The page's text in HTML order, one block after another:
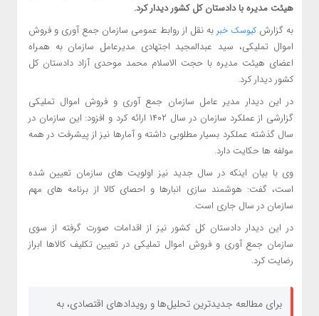
هیئت مدیره با دادستان کل کشور دیدار کرد.
به گزارش کیوسک خبر به نقل از روابط عمومی سازمان جمع آوری و فروش
اموال تملیکی، سید عبدالمجید اجتهادی مدیرعامل سازمان به همراه
اعضای هیئت مدیره با حجت الاسلام محمد موحدی آزاد دادستان کل
کشور دیدار کرد.
در این دیدار مدیر عامل سازمان جمع آوری و فروش اموال تملیکی
گزارشی از عملکرد سازمان در سال ۱۴۰۲ ارائه کرد و افزود: این سازمان در
سال گذشته عملکرد بسیار مطلوبی داشته و آمارها نیز از پیشرفت در همه
مولفه ها حکایت دارد.
وی با بیان اینکه در سال جدید نیز اولویت های سازمان تعیین شده
است، گفت: هوشمند سازی انبارها و احصای کالا از برنامه های مهم
سازمان در سال جاری است.
در این دیدار دادستان کل کشور نیز از اقدامات صورت گرفته از سوی
سازمان جمع آوری و فروش اموال تملیکی در تعیین تکلیف کالاها ابراز
رضایت کرد.
برای مطالعه جدیدترین تحلیل‌ها و رویدادهای اقتصادی، به